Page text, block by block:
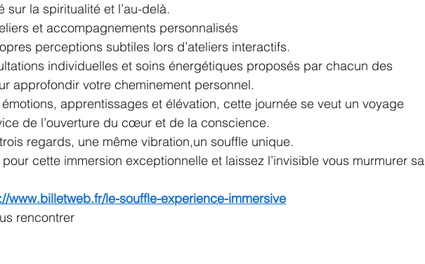
sur la spiritualité et l’au-delà.
et accompagnements personnalisés
perceptions subtiles lors d’ateliers interactifs.
individuelles et soins énergétiques proposés par chacun des
approfondir votre cheminement personnel.
apprentissages et élévation, cette journée se veut un voyage
de l’ouverture du cœur et de la conscience.
regards, une même vibration,un souffle unique.
cette immersion exceptionnelle et laissez l’invisible vous murmurer sa
www.billetweb.fr/le-souffle-experience-immersive
rencontrer